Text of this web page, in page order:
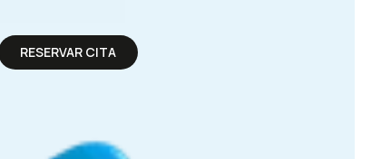
RESERVAR CITA